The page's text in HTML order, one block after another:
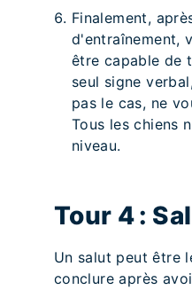
Finalement,
d'entraînement,
être capable de
seul signe
pas le cas, ne
Tous les chiens
niveau.
Tour 4 :
Un salut peut être
conclure après